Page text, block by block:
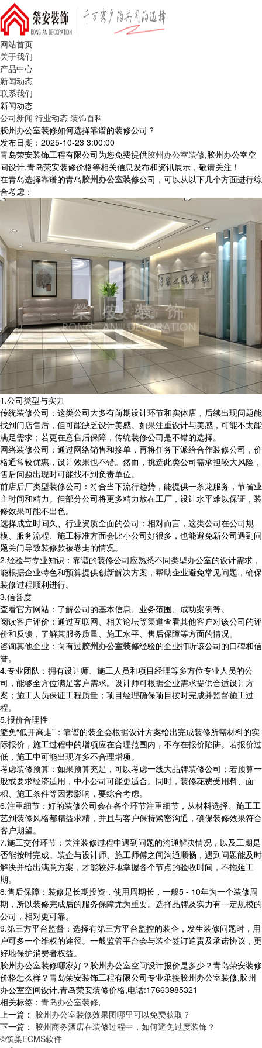
网站首页
关于我们
产品中心
新闻动态
联系我们
新闻动态
公司新闻 行业动态 装饰百科
胶州办公室装修如何选择靠谱的装修公司？
发布日期：2025-10-23 3:00:00
青岛荣安装饰工程有限公司为您免费提供胶州办公室装修,胶州办公室空
间设计,青岛荣安装修价格等相关信息发布和资讯展示，敬请关注！
在青岛选择靠谱的青岛胶州办公室装修公司，可以从以下几个方面进行综
合考虑：
1.公司类型与实力
传统装修公司：这类公司大多有前期设计环节和实体店，后续出现问题能
找到门店售后，但可能缺乏设计美感。如果注重设计与美感，可能不太能
满足需求；若更在意售后保障，传统装修公司是不错的选择。
网络装修公司：通过网络销售和接单，再将任务下派给合作装修公司，价
格通常较优惠，设计效果也不错。然而，挑选此类公司需承担较大风险，
售后问题出现时可能找不到负责单位。
前店后厂类型装修公司：符合当下流行趋势，能提供一条龙服务，节省业
主时间和精力。但部分公司将更多精力放在工厂，设计水平难以保证，装
修效果可能不出色。
选择成立时间久、行业资质全面的公司：相对而言，这类公司在公司规
模、服务流程、施工标准方面会比小公司好很多，也能避免新公司遇到问
题关门导致装修款被卷走的情况。
2.经验与专业知识：靠谱的装修公司应熟悉不同类型办公室的设计需求，
能根据企业特色和预算提供创新解决方案，帮助企业避免常见问题，确保
装修过程顺利进行。
3.信誉度
查看官方网站：了解公司的基本信息、业务范围、成功案例等。
阅读客户评价：通过互联网、相关论坛等渠道查看其他客户对该公司的评
价和反馈，了解其服务质量、施工水平、售后保障等方面的情况。
咨询其他企业：向有过胶州办公室装修经验的企业打听该公司的口碑和信
誉。
4.专业团队：拥有设计师、施工人员和项目经理等多方位专业人员的公
司，能够全方位满足客户需求。设计师可根据企业需求提供合适设计方
案；施工人员保证工程质量；项目经理确保项目按时完成并监督施工过
程。
5.报价合理性
避免“低开高走”：靠谱的装企会根据设计方案给出完成装修所需材料的实
际报价，施工过程中的增项应在合理范围内，不存在报价陷阱。若报价过
低，施工中可能出现许多不合理增项。
考虑装修预算：如果预算充足，可以考虑一线大品牌装修公司；若预算一
般或要求经济适用，中小公司可能更适合。同时，装修花费受用料、面
积、施工条件等因素影响，要综合考虑。
6.注重细节：好的装修公司会在各个环节注重细节，从材料选择、施工工
艺到装修风格都精益求精，并且与客户保持紧密沟通，确保装修效果符合
客户期望。
7.施工交付环节：关注装修过程中遇到问题的沟通解决情况，以及工期是
否能按时完成。装企与设计师、施工师傅之间沟通顺畅，遇到问题能及时
解决并给出满意方案，才能较好地掌握各个节点的验收时间，不拖延工
期。
8.售后保障：装修是长期投资，使用周期长，一般5 - 10年为一个装修周
期，所以装修完成后的服务保障尤为重要。选择品牌及实力有一定规模的
公司，相对更可靠。
9.第三方平台监督：选择有第三方平台监控的装企，发生装修问题时，用
户可多一个维权的途径。一般监管平台会与装企签订追责及承诺协议，更
好地保护消费者权益。
胶州办公室装修哪家好？胶州办公室空间设计报价是多少？青岛荣安装修
价格怎么样？青岛荣安装饰工程有限公司专业承接胶州办公室装修,胶州
办公室空间设计,青岛荣安装修价格,电话:17663985321
相关标签： 青岛办公室装修,
上一篇： 胶州办公室装修效果图哪里可以免费获取？
下一篇： 胶州商务酒店在装修过程中，如何避免过度装饰？
©筑巢ECMS软件